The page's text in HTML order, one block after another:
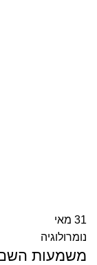
31 מאי
נומרולוגיה
משמעות השם